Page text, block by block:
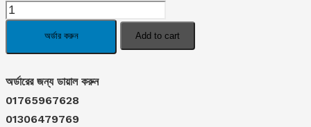
was:
৳ 990.00.
is:
Stylish
Women
quantity
অর্ডার করুন Add to cart
অর্ডারের জন্য ডায়াল করুন
01765967628
01306479769